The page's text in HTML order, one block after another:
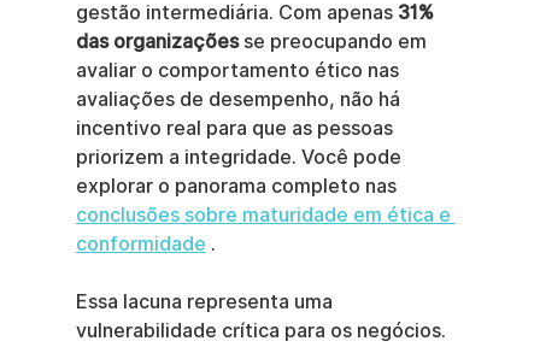
gestão intermediária. Com apenas 31%
das organizações se preocupando em
avaliar o comportamento ético nas
avaliações de desempenho, não há
incentivo real para que as pessoas
priorizem a integridade. Você pode
explorar o panorama completo nas
conclusões sobre maturidade em ética e
conformidade .
Essa lacuna representa uma
vulnerabilidade crítica para os negócios.